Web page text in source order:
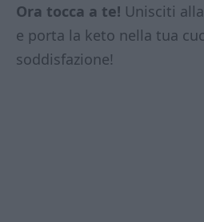
Ora tocca a te! Unisciti
e porta la keto nella tua
soddisfazione!